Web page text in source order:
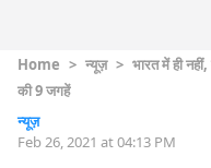
Home > न्यूज़ > भारत में ही
की 9 जगहें
न्यूज़
Feb 26, 2021 at 04:13 PM